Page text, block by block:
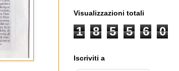
Visualizzazioni totali
1 8 5 5 6 0
Iscriviti a